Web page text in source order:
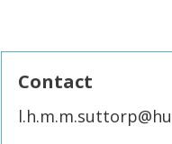
Contact